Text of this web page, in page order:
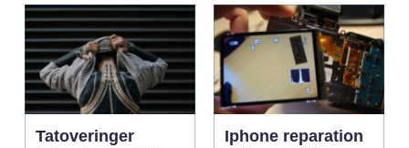
Tatoveringer
Iphone reparation